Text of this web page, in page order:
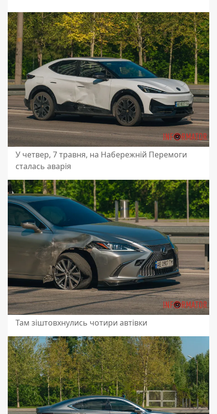
У четвер, 7 травня, на Набережній Перемоги
сталась аварія
Там зіштовхнулись чотири автівки